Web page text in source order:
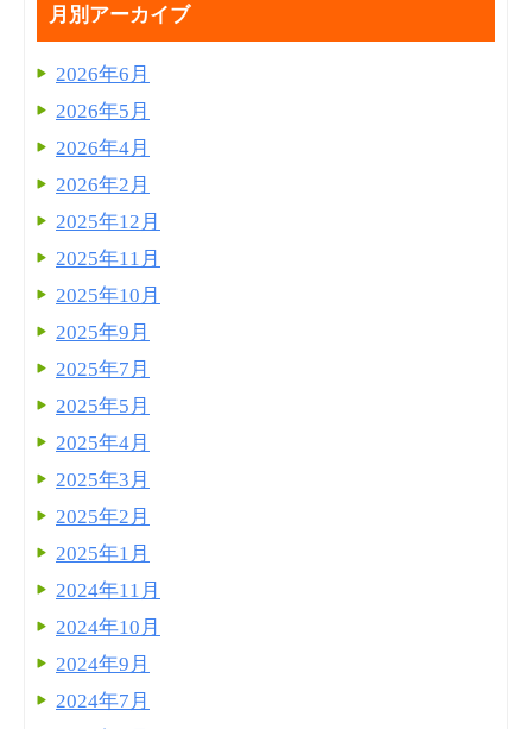
月別アーカイブ
2026年6月
2026年5月
2026年4月
2026年2月
2025年12月
2025年11月
2025年10月
2025年9月
2025年7月
2025年5月
2025年4月
2025年3月
2025年2月
2025年1月
2024年11月
2024年10月
2024年9月
2024年7月